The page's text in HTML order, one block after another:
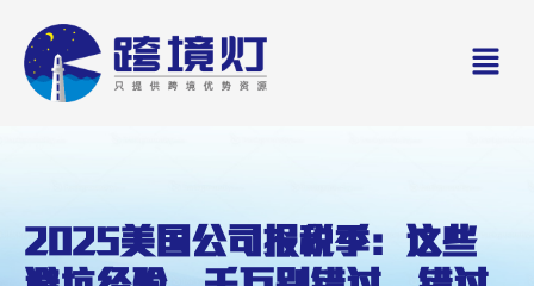
content
Menu
2025美国公司报税季：这些